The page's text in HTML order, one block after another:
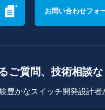
お問い合わせフォ
ご質問、技術相談
豊かなスイッチ開発設計者